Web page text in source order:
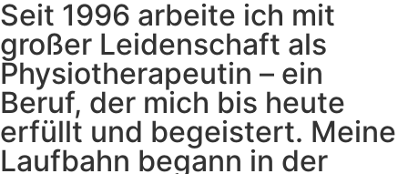
Seit 1996 arbeite ich mit
großer Leidenschaft als
Physiotherapeutin – ein
Beruf, der mich bis heute
erfüllt und begeistert. Meine
Laufbahn begann in der